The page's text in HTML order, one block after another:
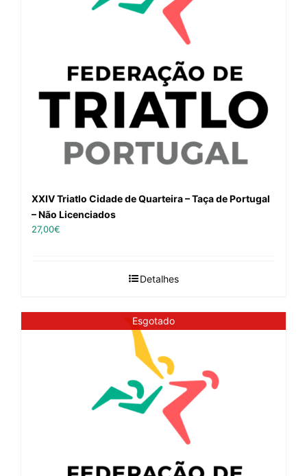
XXIV Triatlo Cidade de Quarteira – Taça de Portugal
– Não Licenciados
27,00€
Detalhes
Esgotado